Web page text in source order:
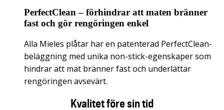
PerfectClean – förhindrar att maten bränner
fast och gör rengöringen enkel
Alla Mieles plåtar har en patenterad PerfectClean-
beläggning med unika non-stick-egenskaper som
hindrar att mat bränner fast och underlättar
rengöringen avsevärt.
Kvalitet före sin tid